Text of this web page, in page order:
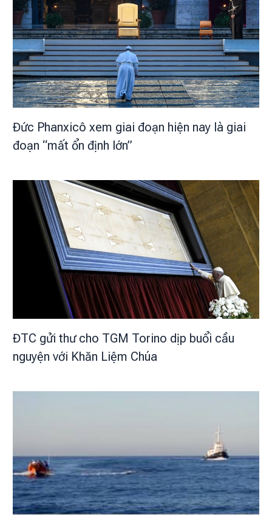
Đức Phanxicô xem giai đoạn hiện nay là giai
đoạn “mất ổn định lớn”
ĐTC gửi thư cho TGM Torino dịp buổi cầu
nguyện với Khăn Liệm Chúa